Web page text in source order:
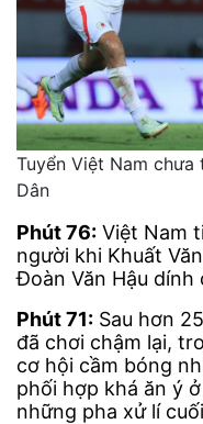
Tuyển Việt Nam
Dân
Phút 76: Việt Nam
người khi Khuất
Đoàn Văn Hậu
Phút 71: Sau hơn
đã chơi chậm lại,
cơ hội cầm bóng
phối hợp khá ăn ý
những pha xử lí